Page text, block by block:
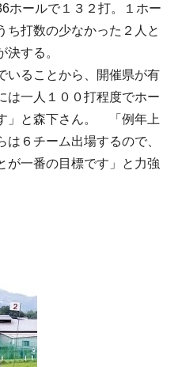
ホールで１３２打。１ホー
ち打数の少なかった２人と
する。
ることから、開催県が有
は一人１００打程度でホー
」と森下さん。 「例年上
６チーム出場するので、
が一番の目標です」と力強